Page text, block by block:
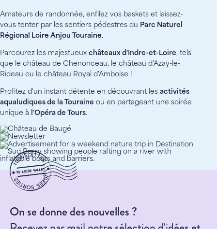
Amateurs de randonnée, enfilez vos baskets et laissez-
vous tenter par les sentiers pédestres du Parc Naturel
Régional Loire Anjou Touraine.
Parcourez les majestueux châteaux d'Indre-et-Loire, tels
que le château de Chenonceau, le château d'Azay-le-
Rideau ou le château Royal d'Amboise !
Profitez d'un instant détente en découvrant les activités
aqualudiques de la Touraine ou en partageant une soirée
unique à
l'Opéra de Tours.
On se donne des nouvelles ?